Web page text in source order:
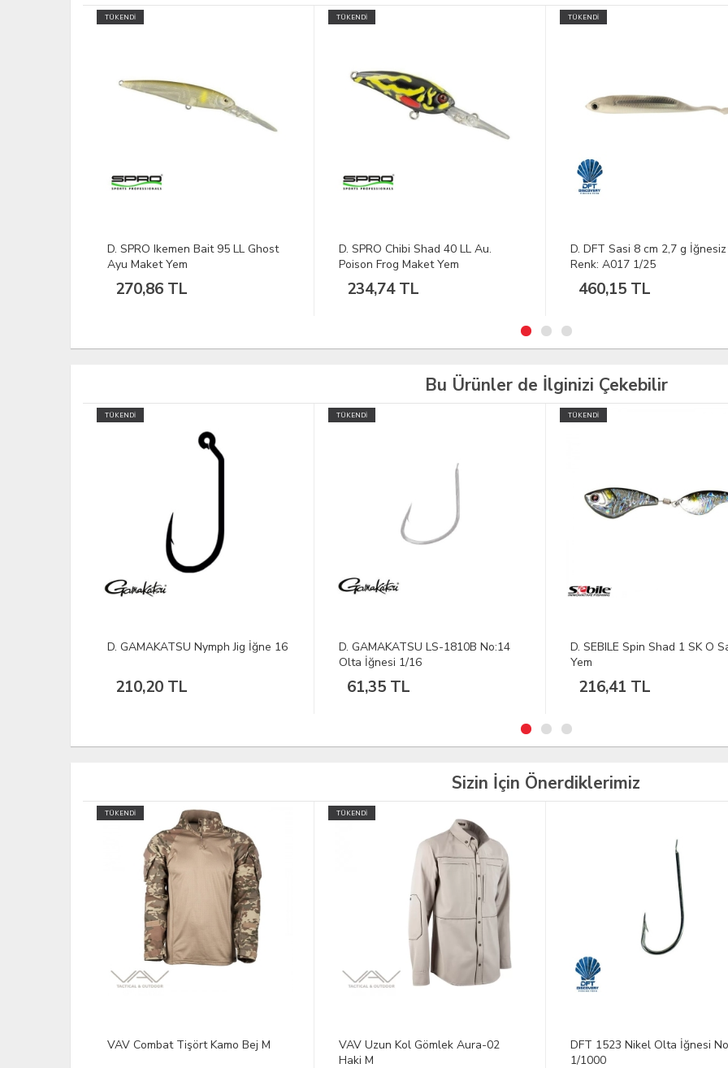
TÜKENDİ
D. SPRO Chibi Shad 40 LL Au.
Poison Frog Maket Yem
234,74 TL
TÜKENDİ
D. DFT Sasi 8 cm 2,7 g İğnesiz
Renk: A017 1/25
460,15 TL
TÜKENDİ
D. GAMAKATSU BKS-3120R
İğne Takımı 70Cm #2
135,86 TL
Bu Ürünler de İlginizi Çekebilir
TÜKENDİ
D. GAMAKATSU LS-1810B No:14
61,35 TL
TÜKENDİ
D. SEBILE Spin Shad 1 SK O Sahte
Yem
216,41 TL
D. DFT Sasi 10 cm 8 gr İğnesiz
Renk: D005 1/25
338,23 TL
Sizin İçin Önerdiklerimiz
TÜKENDİ
VAV Uzun Kol Gömlek Aura-02
DFT 1523 Nikel Olta İğnesi No:12
1/1000
Bacak Fişekliği Tactical